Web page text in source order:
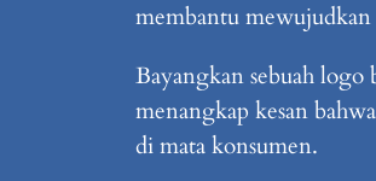
membantu
Bayangkan sebuah logo
menangkap kesan
di mata konsumen.